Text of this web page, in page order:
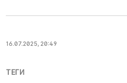
16.07.2025, 20:49
ТЕГИ